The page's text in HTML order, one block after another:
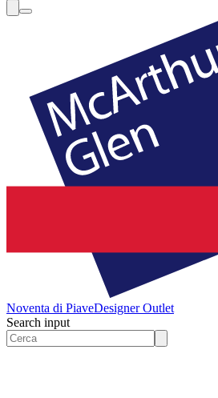
Noventa di PiaveDesigner Outlet
Search input